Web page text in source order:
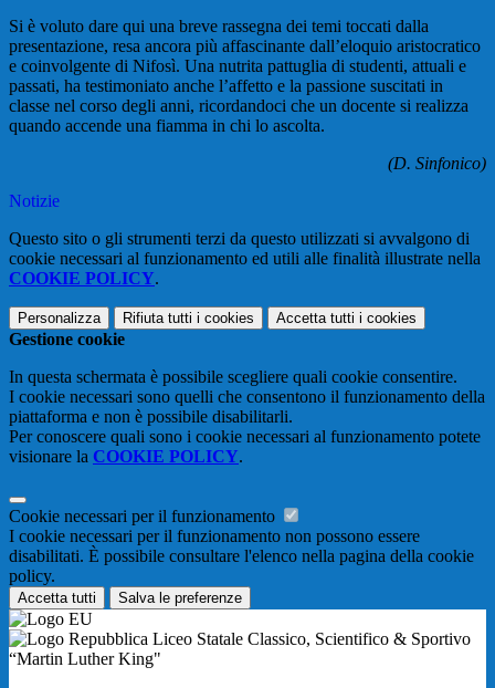
Si è voluto dare qui una breve rassegna dei temi toccati dalla
presentazione, resa ancora più affascinante dall’eloquio aristocratico
e coinvolgente di Nifosì. Una nutrita pattuglia di studenti, attuali e
passati, ha testimoniato anche l’affetto e la passione suscitati in
classe nel corso degli anni, ricordandoci che un docente si realizza
quando accende una fiamma in chi lo ascolta.
(D. Sinfonico)
Notizie
Questo sito o gli strumenti terzi da questo utilizzati si avvalgono di
cookie necessari al funzionamento ed utili alle finalità illustrate nella
COOKIE POLICY.
Personalizza Rifiuta tutti i cookies Accetta tutti i cookies
Gestione cookie
In questa schermata è possibile scegliere quali cookie consentire.
I cookie necessari sono quelli che consentono il funzionamento della
piattaforma e non è possibile disabilitarli.
Per conoscere quali sono i cookie necessari al funzionamento potete
visionare la COOKIE POLICY.
Cookie necessari per il funzionamento
I cookie necessari per il funzionamento non possono essere
disabilitati. È possibile consultare l'elenco nella pagina della cookie
policy.
Accetta tutti Salva le preferenze
Liceo Statale Classico, Scientifico & Sportivo
“Martin Luther King"